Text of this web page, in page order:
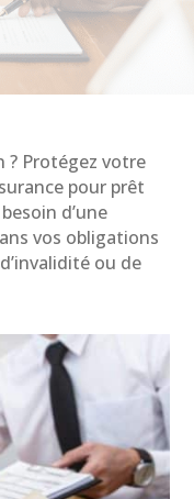
? Protégez votre
pour prêt
d’une
vos obligations
ou de